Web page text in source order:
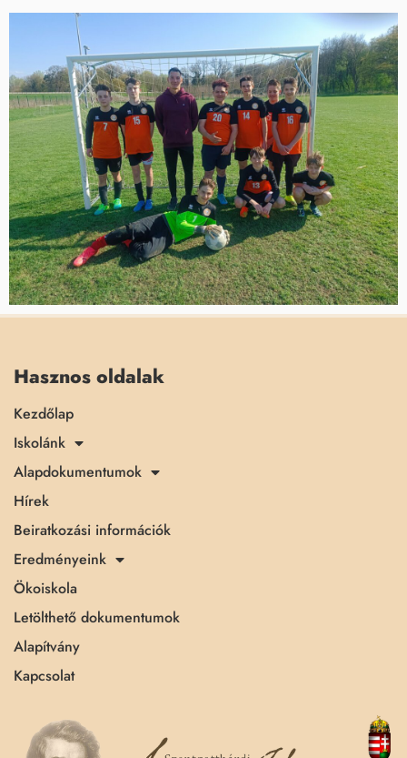
Hasznos oldalak
Kezdőlap
Iskolánk
Alapdokumentumok
Hírek
Beiratkozási információk
Eredményeink
Ökoiskola
Letölthető dokumentumok
Alapítvány
Kapcsolat